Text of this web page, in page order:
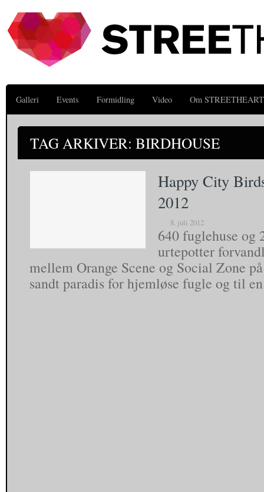
Galleri Events Formidling Video Om STREETHEART
TAG ARKIVER: BIRDHOUSE
Happy City
2012
8. juli 2012
640 fuglehuse og
urtepotter
mellem Orange Scene og Social Zone
sandt paradis for hjemløse fugle og til